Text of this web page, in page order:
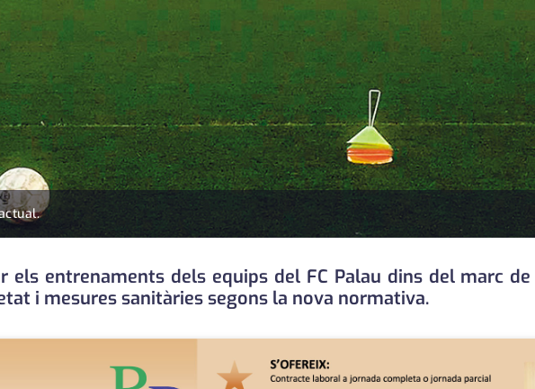
els entrenaments dels equips del FC Palau dins del marc
i mesures sanitàries segons la nova normativa.